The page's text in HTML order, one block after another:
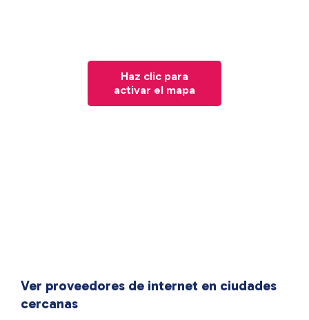
Haz clic para
activar el mapa
Ver proveedores de internet en ciudades
cercanas